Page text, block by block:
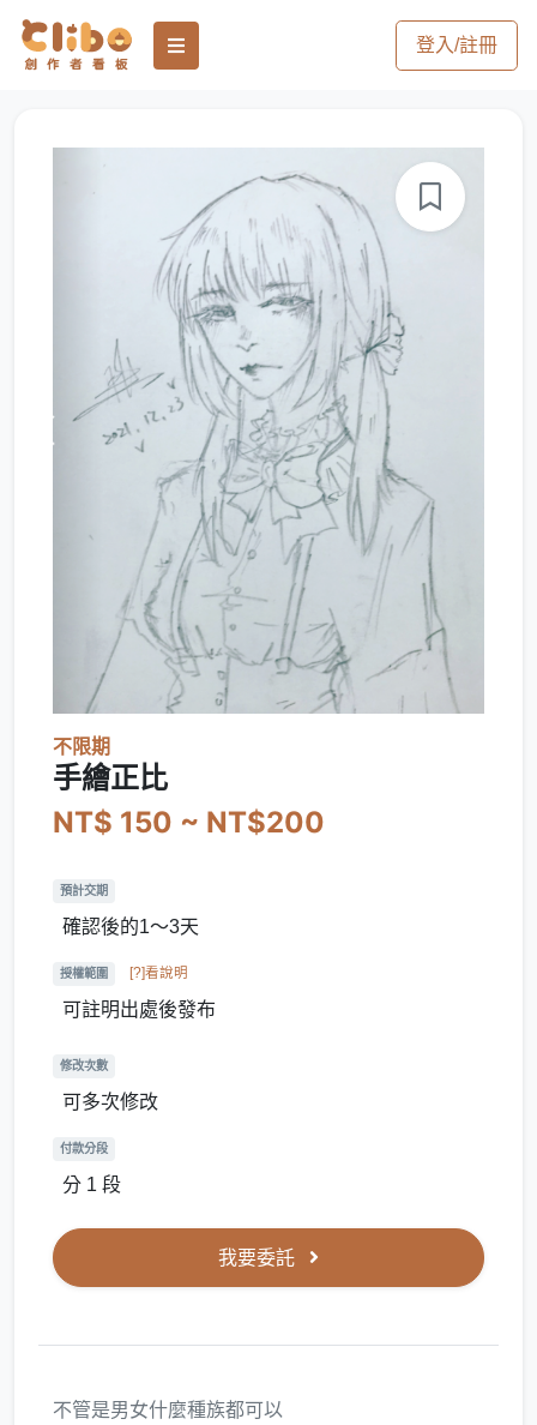
登入/註冊
不限期
手繪正比
NT$ 150 ~ NT$200
預計交期
確認後的1～3天
授權範圍 [?]看說明
可註明出處後發布
修改次數
可多次修改
付款分段
分 1 段
我要委託
不管是男女什麼種族都可以